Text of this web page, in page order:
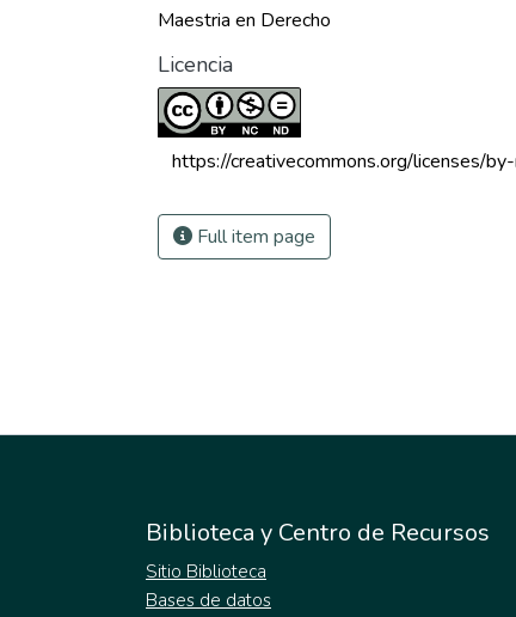
Maestria en Derecho
Licencia
https://creativecommons.org/licenses/
Full item page
Biblioteca y Centro de Recursos
Sitio Biblioteca
Bases de datos